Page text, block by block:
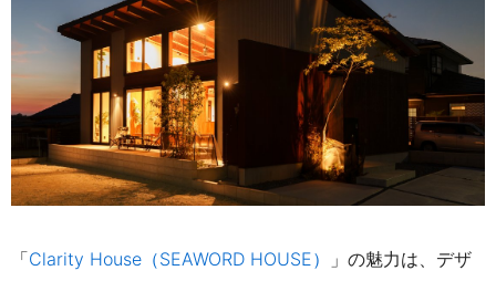
「Clarity House（SEAWORD HOUSE）
」の魅力は、デザ